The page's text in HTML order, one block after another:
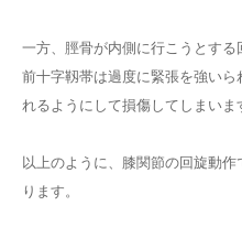
一方、脛骨が内側に行こうとする
前十字靱帯は過度に緊張を強い
れるようにして損傷してしまいま
以上のように、膝関節の回旋動
ります。